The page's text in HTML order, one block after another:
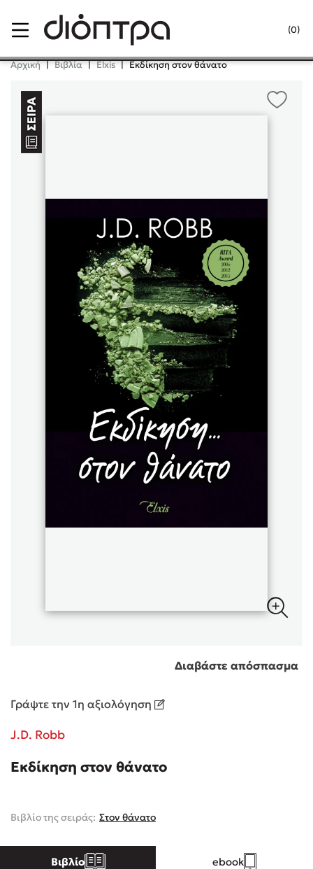
(0)
Κλείσιμο
Δημοφιλή Βιβλία
Χάρης Πολίτης
Καθρέφτης
Sebastian Fitzek
Playlist
Στέφανος Ξενάκης
Κώστας Κρομμύδας
Ένας γίγαντας στο σχολείο
Αρχική | Βιβλία | Elxis | Εκδίκηση στον θάνατο
Διαβάστε απόσπασμα
Γράψτε την 1η αξιολόγηση
J.D. Robb
Εκδίκηση στον θάνατο
Βιβλίο της σειράς: Στον θάνατο
Βιβλίο ebook